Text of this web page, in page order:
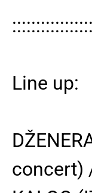
Line up:
concert)